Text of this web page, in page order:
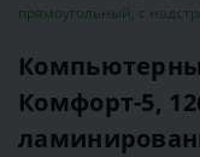
прямоугольный, с
Комфорт-5,